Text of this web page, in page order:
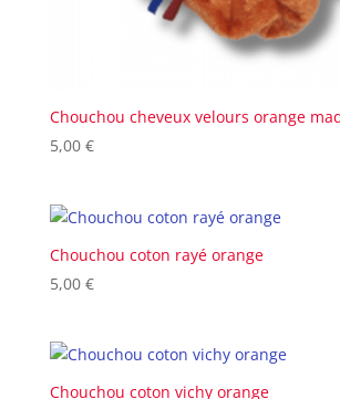
Chouchou cheveux velours orange
5,00 €
Chouchou coton rayé orange
5,00 €
Chouchou coton vichy orange